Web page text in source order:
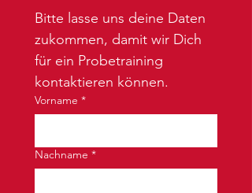
Bitte lasse uns deine Daten
zukommen, damit wir Dich
für ein Probetraining
kontaktieren können.
Vorname *
Nachname *